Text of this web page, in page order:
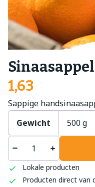
1,63
Sappige
Gewicht
Lokale producten
Producten direct van